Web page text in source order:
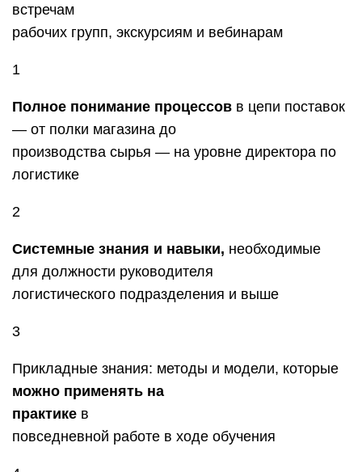
встречам
рабочих групп, экскурсиям и вебинарам
1
Полное понимание процессов в цепи поставок
— от полки магазина до
производства сырья — на уровне директора по
логистике
2
Системные знания и навыки, необходимые
для должности руководителя
логистического подразделения и выше
3
Прикладные знания: методы и модели, которые
можно применять на
практике в
повседневной работе в ходе обучения